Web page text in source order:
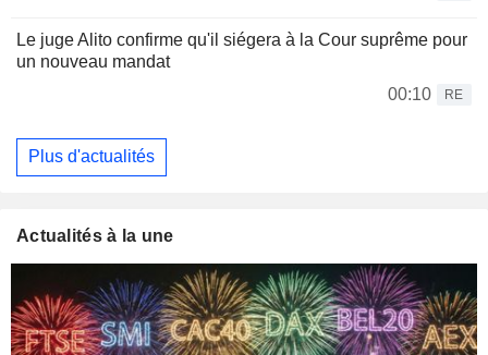
Le juge Alito confirme qu'il siégera à la Cour suprême pour
un nouveau mandat
00:10
RE
Plus d'actualités
Actualités à la une